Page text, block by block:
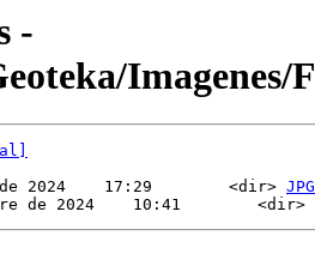
-
Imagenes/
2024    17:29        <dir> JPG
de 2024    10:41        <dir>